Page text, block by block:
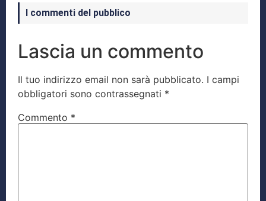
I commenti del pubblico
Lascia un commento
Il tuo indirizzo email non sarà pubblicato. I campi
obbligatori sono contrassegnati *
Commento *